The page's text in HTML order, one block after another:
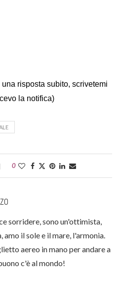
risposta subito, scrivetemi
la notifica)
0
sorridere, sono un'ottimista,
amo il sole e il mare, l'armonia.
aereo in mano per andare a
c'è al mondo!